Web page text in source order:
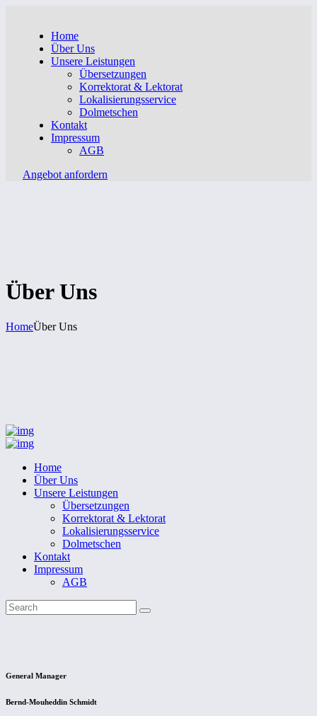
Home
Über Uns
Unsere Leistungen
Übersetzungen
Korrektorat & Lektorat
Lokalisierungsservice
Dolmetschen
Kontakt
Impressum
AGB
Angebot anfordern
Über Uns
HomeÜber Uns
Home
Über Uns
Unsere Leistungen
Übersetzungen
Korrektorat & Lektorat
Lokalisierungsservice
Dolmetschen
Kontakt
Impressum
AGB
General Manager
Bernd-Mouheddin Schmidt